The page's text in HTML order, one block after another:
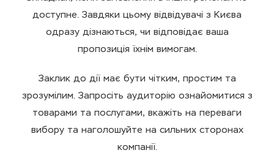
доступне. Завдяки цьому відвідувачі з Києва
одразу дізнаються, чи відповідає ваша
пропозиція їхнім вимогам.
Заклик до дії має бути чітким, простим та
зрозумілим. Запросіть аудиторію ознайомитися з
товарами та послугами, вкажіть на переваги
вибору та наголошуйте на сильних сторонах
компанії.